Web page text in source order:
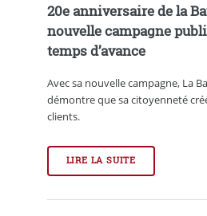
20e anniversaire de la
nouvelle campagne
temps d’avance
Avec sa nouvelle campagne, La
démontre que sa citoyenneté
clients.
LIRE LA SUITE